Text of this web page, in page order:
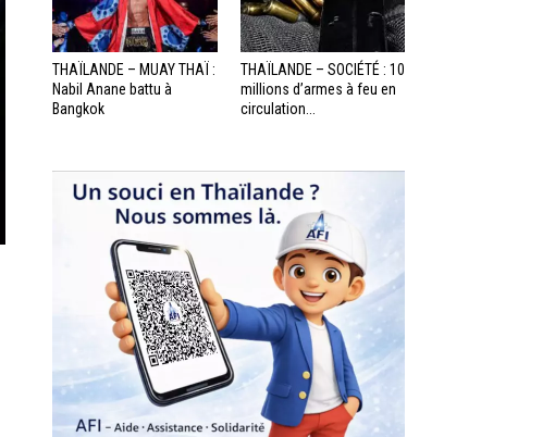
THAÏLANDE – MUAY THAÏ :
Nabil Anane battu à
Bangkok
THAÏLANDE – SOCIÉTÉ : 10
millions d’armes à feu en
circulation...